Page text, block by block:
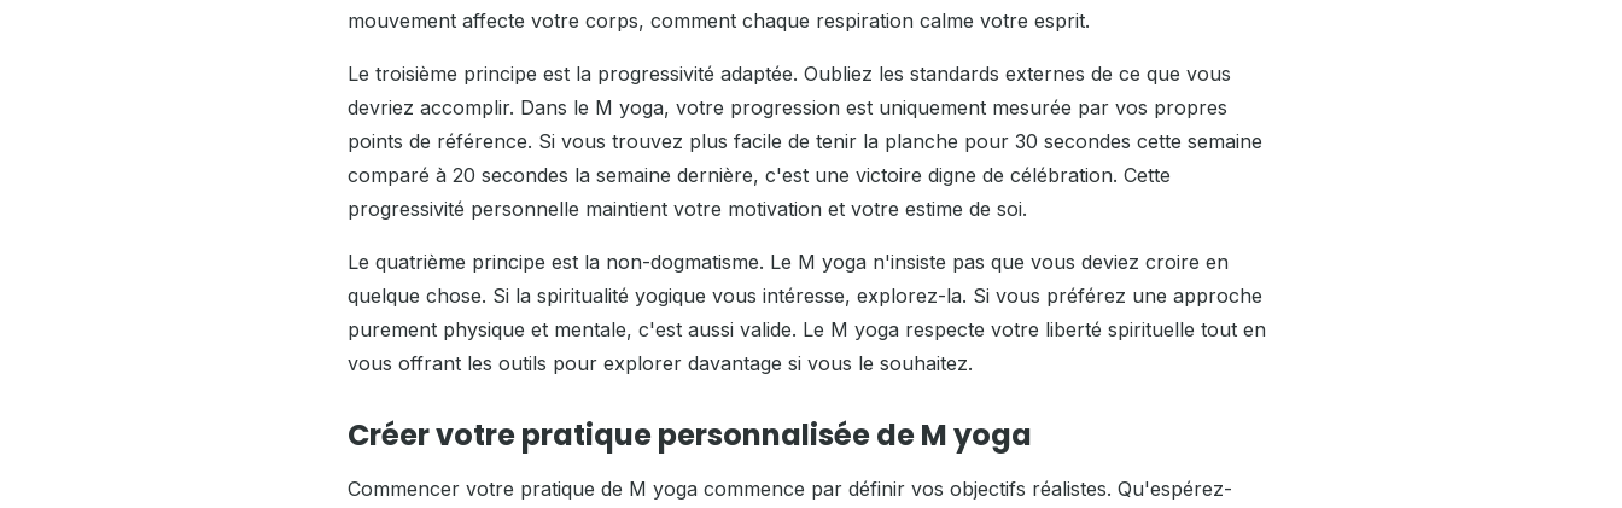
mouvement affecte votre corps, comment chaque respiration calme votre esprit.
Le troisième principe est la progressivité adaptée. Oubliez les standards externes de ce que vous
devriez accomplir. Dans le M yoga, votre progression est uniquement mesurée par vos propres
points de référence. Si vous trouvez plus facile de tenir la planche pour 30 secondes cette semaine
comparé à 20 secondes la semaine dernière, c'est une victoire digne de célébration. Cette
progressivité personnelle maintient votre motivation et votre estime de soi.
Le quatrième principe est la non-dogmatisme. Le M yoga n'insiste pas que vous deviez croire en
quelque chose. Si la spiritualité yogique vous intéresse, explorez-la. Si vous préférez une approche
purement physique et mentale, c'est aussi valide. Le M yoga respecte votre liberté spirituelle tout en
vous offrant les outils pour explorer davantage si vous le souhaitez.
Créer votre pratique personnalisée de M yoga
Commencer votre pratique de M yoga commence par définir vos objectifs réalistes. Qu'espérez-